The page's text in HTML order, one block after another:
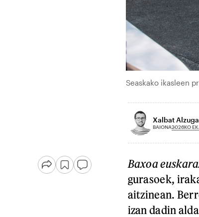
Seaskako ikasleen
Xalbat
BAIONA2026KO
Baxoa
gurasoek,
aitzinean.
izan dadin